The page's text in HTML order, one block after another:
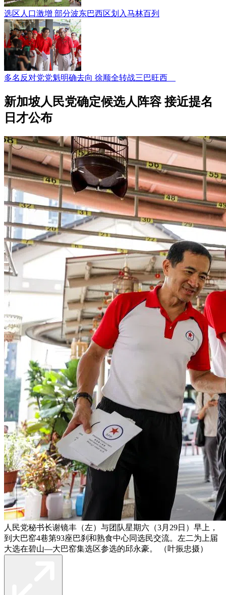
选区人口激增 部分波东巴西区划入马林百列
多名反对党党魁明确去向 徐顺全转战三巴旺西
新加坡人民党确定候选人阵容 接近提名
日才公布
人民党秘书长谢镜丰（左）与团队星期六（3月29日）早上，
到大巴窑4巷第93座巴刹和熟食中心同选民交流。左二为上届
大选在碧山—大巴窑集选区参选的邱永豪。 （叶振忠摄）